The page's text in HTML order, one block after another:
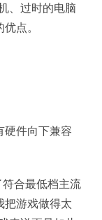
、过时的电脑
点。
硬件向下兼容
合最低档主流
把游戏做得太